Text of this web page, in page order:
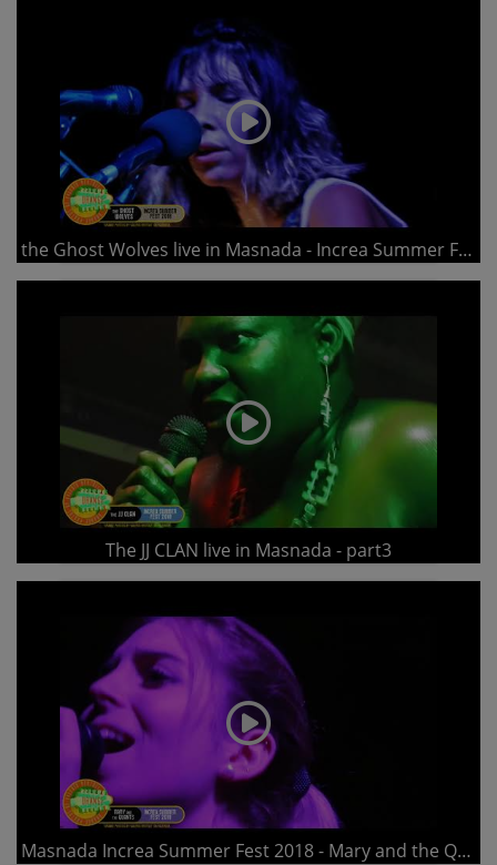
the Ghost Wolves live in Masnada - Increa Summer Fest 2018 - part 3
The JJ CLAN live in Masnada - part3
Masnada Increa Summer Fest 2018 - Mary and the Quants - part 2